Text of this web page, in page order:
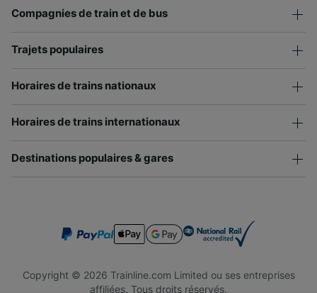
Compagnies de train et de bus
Trajets populaires
Horaires de trains nationaux
Horaires de trains internationaux
Destinations populaires & gares
Copyright © 2026 Trainline.com Limited ou ses entreprises
affiliées. Tous droits réservés.